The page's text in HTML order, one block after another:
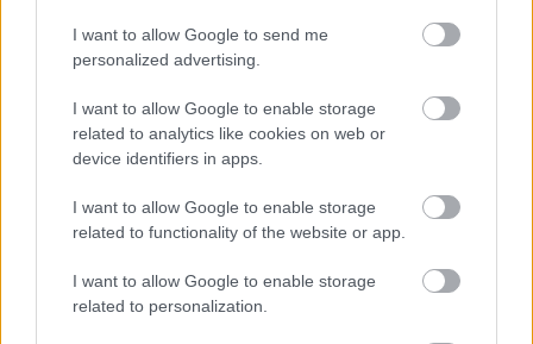
I want to allow Google to send me
personalized advertising.
I want to allow Google to enable storage
related to analytics like cookies on web or
device identifiers in apps.
I want to allow Google to enable storage
related to functionality of the website or app.
I want to allow Google to enable storage
related to personalization.
A Bagossy Brothers Company 2013 májusában